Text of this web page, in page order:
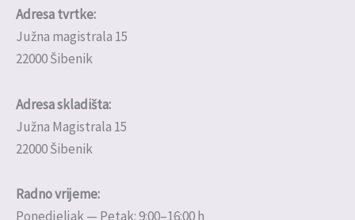
Adresa tvrtke:
Južna magistrala 15
22000 Šibenik
Adresa skladišta:
Južna Magistrala 15
22000 Šibenik
Radno vrijeme:
Ponedjeljak — Petak: 9:00–16:00 h